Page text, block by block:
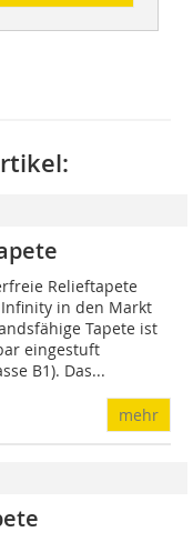
Relieftapete
in den Markt
Tapete ist
eingestuft
B1). Das...
mehr